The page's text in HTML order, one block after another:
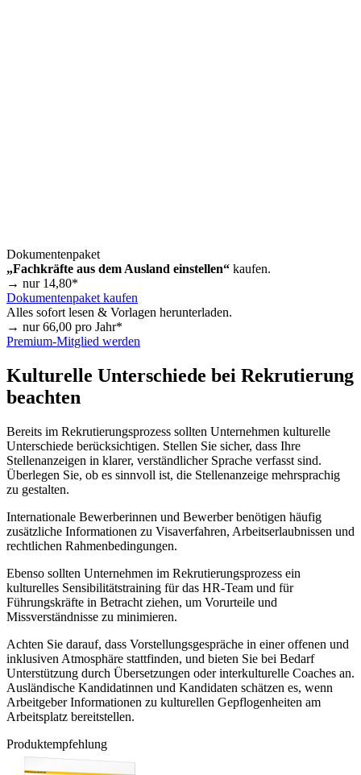
Dokumentenpaket
„Fachkräfte aus dem Ausland einstellen“ kaufen.
→ nur 14,80*
Dokumentenpaket kaufen
Alles sofort lesen & Vorlagen herunterladen.
→ nur66,00 pro Jahr*
Premium-Mitglied werden
Kulturelle Unterschiede bei Rekrutierung
beachten
Bereits im Rekrutierungsprozess sollten Unternehmen kulturelle
Unterschiede berücksichtigen. Stellen Sie sicher, dass Ihre
Stellenanzeigen in klarer, verständlicher Sprache verfasst sind.
Überlegen Sie, ob es sinnvoll ist, die Stellenanzeige mehrsprachig
zu gestalten.
Internationale Bewerberinnen und Bewerber benötigen häufig
zusätzliche Informationen zu Visaverfahren, Arbeitserlaubnissen und
rechtlichen Rahmenbedingungen.
Ebenso sollten Unternehmen im Rekrutierungsprozess ein
kulturelles Sensibilitätstraining für das HR-Team und für
Führungskräfte in Betracht ziehen, um Vorurteile und
Missverständnisse zu minimieren.
Achten Sie darauf, dass Vorstellungsgespräche in einer offenen und
inklusiven Atmosphäre stattfinden, und bieten Sie bei Bedarf
Unterstützung durch Übersetzungen oder interkulturelle Coaches an.
Ausländische Kandidatinnen und Kandidaten schätzen es, wenn
Arbeitgeber Informationen zu kulturellen Gepflogenheiten am
Arbeitsplatz bereitstellen.
Produktempfehlung